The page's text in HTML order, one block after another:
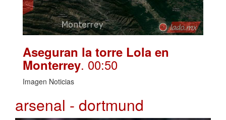
Aseguran la torre Lola en
Monterrey. 00:50
Imagen Noticias
arsenal - dortmund